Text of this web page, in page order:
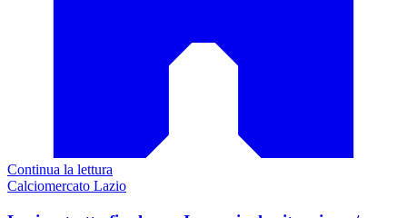
Continua la lettura
Calciomercato Lazio